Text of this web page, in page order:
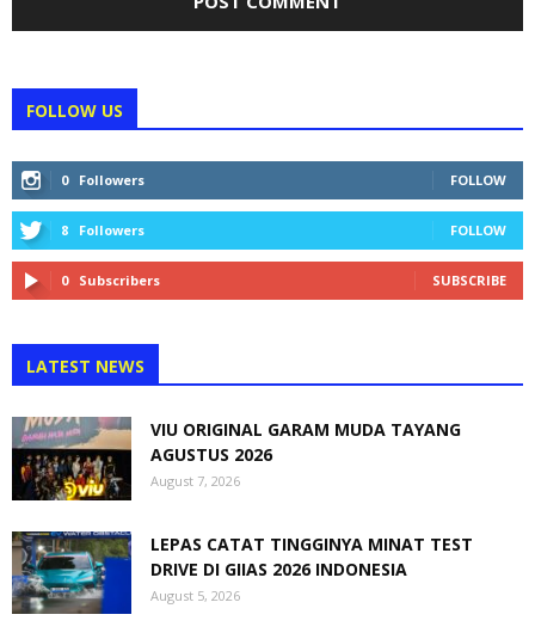
FOLLOW US
0 Followers FOLLOW
8 Followers FOLLOW
0 Subscribers SUBSCRIBE
LATEST NEWS
VIU ORIGINAL GARAM MUDA TAYANG
AGUSTUS 2026
August 7, 2026
LEPAS CATAT TINGGINYA MINAT TEST
DRIVE DI GIIAS 2026 INDONESIA
August 5, 2026